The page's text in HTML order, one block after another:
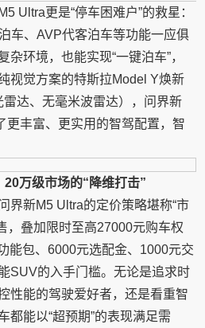
Ultra更是“停车困难户”的救星：
车、AVP代客泊车等功能一应俱
环境，也能实现“一键泊车”，
视觉方案的特斯拉Model Y焕新
达、无毫米波雷达），问界新
更丰富、更实用的智驾配置，智
万级市场的“降维打击”
界新M5 Ultra的定价策略堪称“市
，叠加限时至高27000元购车权
能包、6000元选配金、1000元交
SUV的入手门槛。无论是追求时
性能的驾驶爱好者，还是看重智
都能以“超预期”的表现满足需